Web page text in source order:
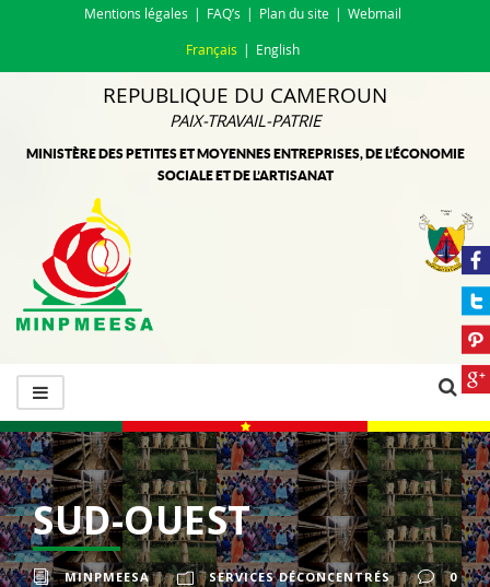
Mentions légales FAQ’s Plan du site Webmail
Français English
REPUBLIQUE DU CAMEROUN
PAIX-TRAVAIL-PATRIE
MINISTÈRE DES PETITES ET MOYENNES ENTREPRISES, DE L’ÉCONOMIE
SOCIALE ET DE L’ARTISANAT
SUD-OUEST
MINPMEESA SERVICES DÉCONCENTRÉS 0